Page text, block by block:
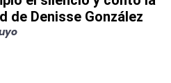
de Denisse González